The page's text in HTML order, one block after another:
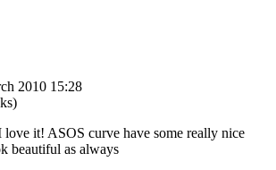
2010 15:28
love it! ASOS curve have some really nice
beautiful as always